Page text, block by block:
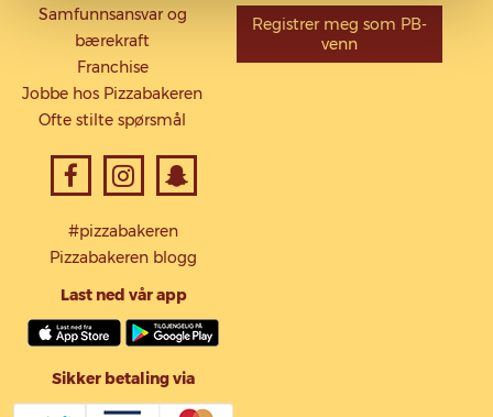
Samfunnsansvar og
bærekraft
Franchise
Jobbe hos Pizzabakeren
Ofte stilte spørsmål
Registrer meg som PB-
venn
#pizzabakeren
Pizzabakeren blogg
Last ned vår app
Sikker betaling via